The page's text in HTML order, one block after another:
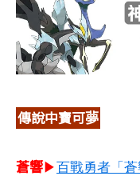
傳說中寶可夢
蒼響▶百戰勇者「